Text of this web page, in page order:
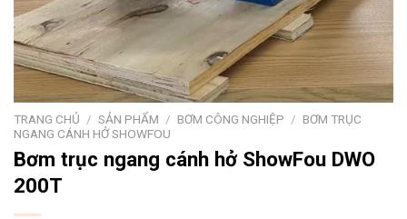
TRANG CHỦ / SẢN PHẨM / BƠM CÔNG NGHIỆP / BƠM TRỤC
NGANG CÁNH HỞ SHOWFOU
Bơm trục ngang cánh hở ShowFou DWO
200T